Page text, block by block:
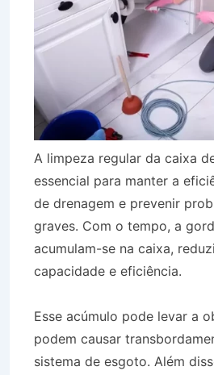
A limpeza regular da caixa
essencial para manter a
de drenagem e prevenir
graves. Com o tempo, a
acumulam-se na caixa,
capacidade e eficiência.
Esse acúmulo pode levar a
podem causar
sistema de esgoto. Além